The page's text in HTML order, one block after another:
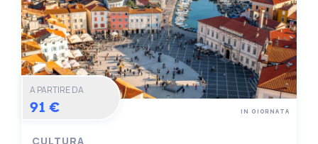
A PARTIRE DA
91 €
CULTURA
IN GIORNATA